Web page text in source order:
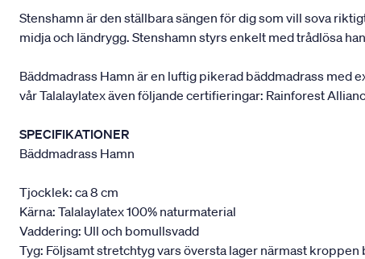
Stenshamn är den ställbara sängen för dig som vill sova
midja och ländrygg. Stenshamn styrs enkelt med trådlösa
Bäddmadrass Hamn är en luftig pikerad bäddmadrass med
vår Talalaylatex även följande certifieringar: Rainforest
SPECIFIKATIONER
Bäddmadrass Hamn
Tjocklek: ca 8 cm
Kärna: Talalaylatex 100% naturmaterial
Vaddering: Ull och bomullsvadd
Tyg: Följsamt stretchtyg vars översta lager närmast